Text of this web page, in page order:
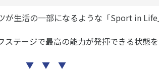
チャレンジデースポーツ政策の『
スポーツ 歴史の検
が生活の一部になるような「Sport in
ステージで最高の能力が発揮できる状態
▼ ▼ ▼